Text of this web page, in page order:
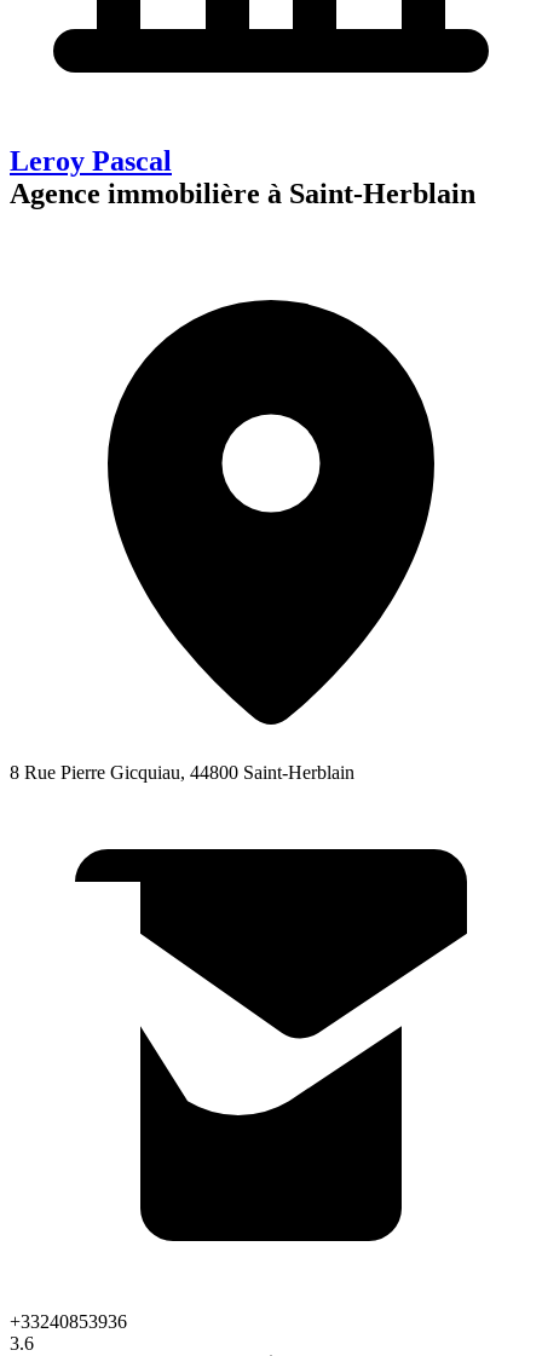
Leroy Pascal
Agence immobilière à Saint-Herblain
8 Rue Pierre Gicquiau, 44800 Saint-Herblain
+33240853936
3.6